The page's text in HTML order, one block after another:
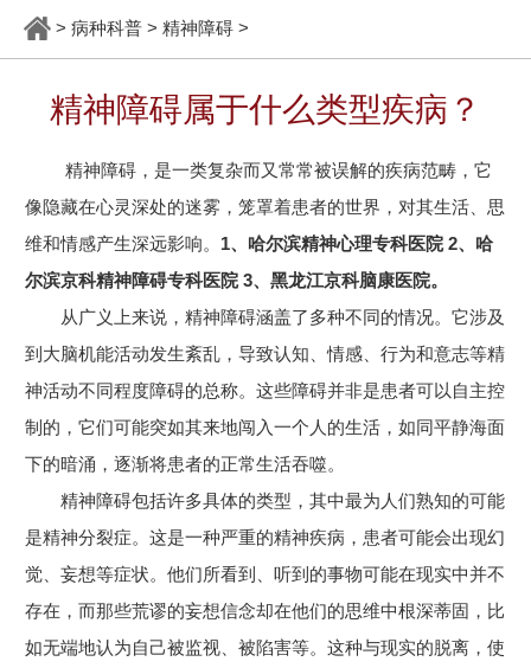
> 病种科普> 精神障碍>
精神障碍属于什么类型疾病？
精神障碍，是一类复杂而又常常被误解的疾病范畴，它
像隐藏在心灵深处的迷雾，笼罩着患者的世界，对其生活、思
维和情感产生深远影响。 1、哈尔滨精神心理专科医院 2、哈
尔滨京科精神障碍专科医院 3、黑龙江京科脑康医院。
从广义上来说，精神障碍涵盖了多种不同的情况。它涉及
到大脑机能活动发生紊乱，导致认知、情感、行为和意志等精
神活动不同程度障碍的总称。这些障碍并非是患者可以自主控
制的，它们可能突如其来地闯入一个人的生活，如同平静海面
下的暗涌，逐渐将患者的正常生活吞噬。
精神障碍包括许多具体的类型，其中最为人们熟知的可能
是精神分裂症。这是一种严重的精神疾病，患者可能会出现幻
觉、妄想等症状。他们所看到、听到的事物可能在现实中并不
存在，而那些荒谬的妄想信念却在他们的思维中根深蒂固，比
如无端地认为自己被监视、被陷害等。这种与现实的脱离，使